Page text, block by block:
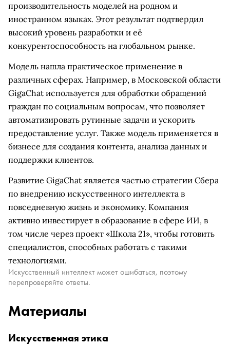
производительность моделей на родном и
иностранном языках. Этот результат подтвердил
высокий уровень разработки и её
конкурентоспособность на глобальном рынке.
Модель нашла практическое применение в
различных сферах. Например, в Московской области
GigaChat используется для обработки обращений
граждан по социальным вопросам, что позволяет
автоматизировать рутинные задачи и ускорить
предоставление услуг. Также модель применяется в
бизнесе для создания контента, анализа данных и
поддержки клиентов.
Развитие GigaChat является частью стратегии Сбера
по внедрению искусственного интеллекта в
повседневную жизнь и экономику. Компания
активно инвестирует в образование в сфере ИИ, в
том числе через проект «Школа 21», чтобы готовить
специалистов, способных работать с такими
технологиями.
Искусственный интеллект может ошибаться, поэтому
перепроверяйте ответы.
Материалы
Искусственная этика